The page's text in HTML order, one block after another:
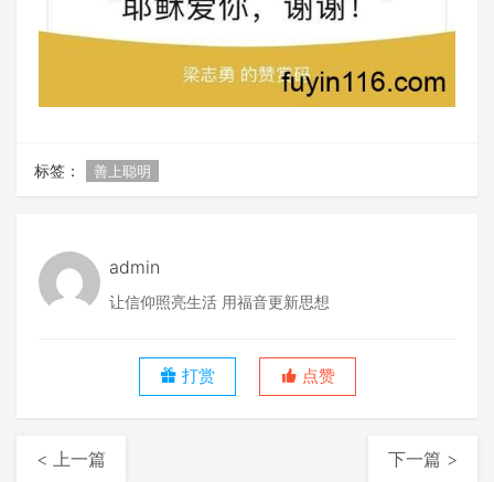
标签： 善上聪明
admin
让信仰照亮生活 用福音更新思想
打赏 点赞
< 上一篇 下一篇 >